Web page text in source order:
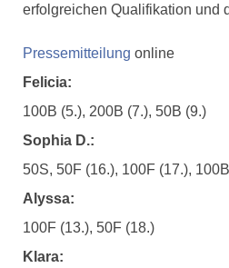
erfolgreichen Qualifikation und
Pressemitteilung online
Felicia:
100B (5.), 200B (7.), 50B (9.)
Sophia D.:
50S, 50F (16.), 100F (17.),
Alyssa:
100F (13.), 50F (18.)
Klara: